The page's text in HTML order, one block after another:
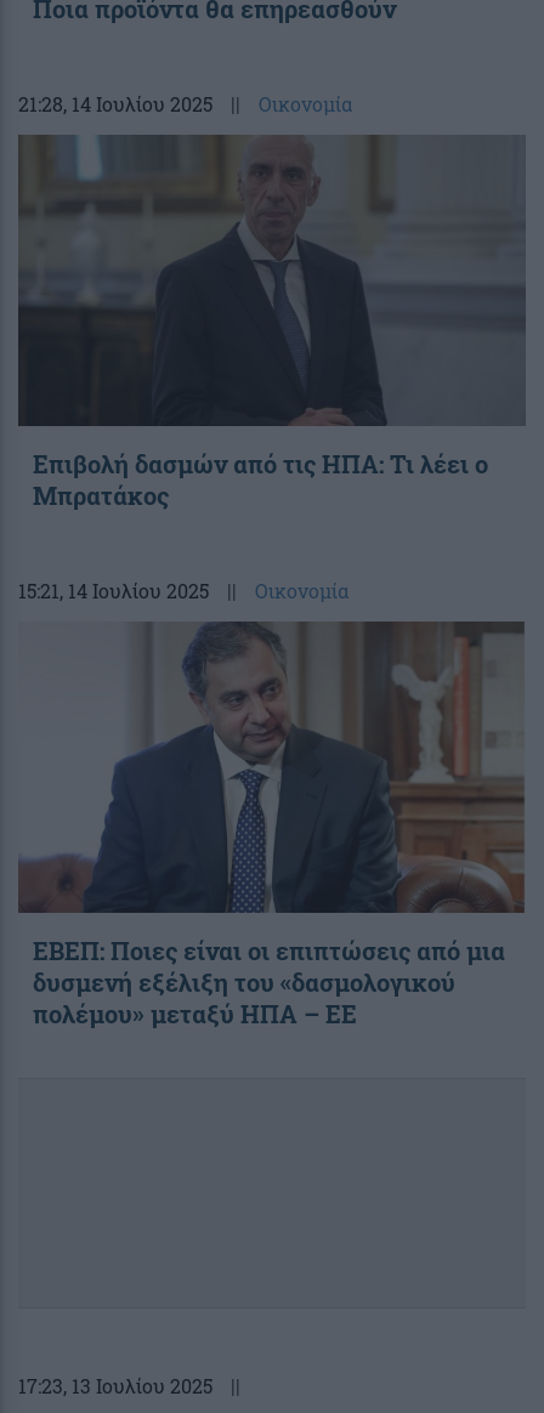
Ποια προϊόντα θα επηρεασθούν
21:28, 14 Ιουλίου 2025 || Οικονομία
Επιβολή δασμών από τις ΗΠΑ: Τι λέει ο
Μπρατάκος
15:21, 14 Ιουλίου 2025 || Οικονομία
ΕΒΕΠ: Ποιες είναι οι επιπτώσεις από μια
δυσμενή εξέλιξη του «δασμολογικού
πολέμου» μεταξύ ΗΠΑ – ΕΕ
17:23, 13 Ιουλίου 2025 ||